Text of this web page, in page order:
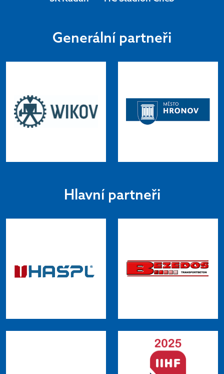
Generální partneři
Hlavní partneři